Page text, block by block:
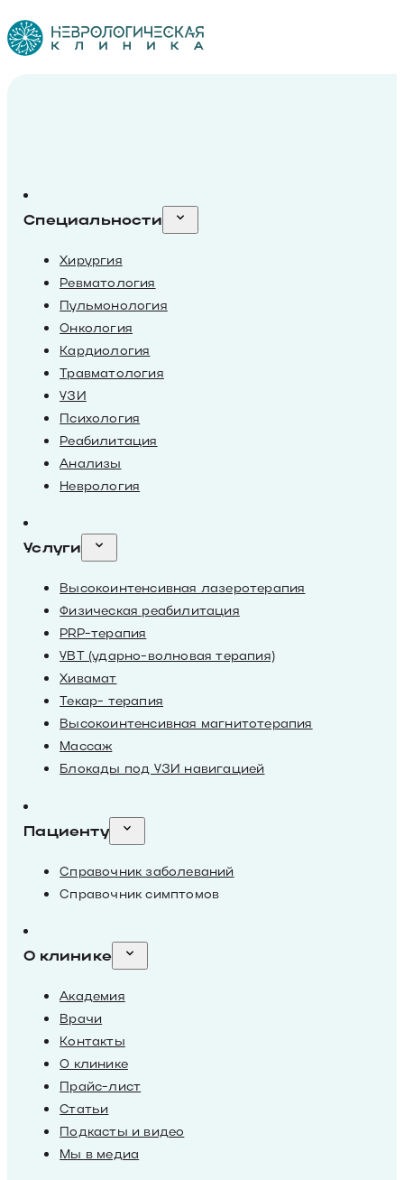
Специальности
Хирургия
Ревматология
Пульмонология
Онкология
Кардиология
Травматология
УЗИ
Психология
Реабилитация
Анализы
Неврология
Услуги
Высокоинтенсивная лазеротерапия
Физическая реабилитация
PRP-терапия
УВТ (ударно-волновая терапия)
Хивамат
Текар- терапия
Высокоинтенсивная магнитотерапия
Массаж
Блокады под УЗИ навигацией
Пациенту
Справочник заболеваний
Справочник симптомов
О клинике
Академия
Врачи
Контакты
О клинике
Прайс-лист
Статьи
Подкасты и видео
Мы в медиа